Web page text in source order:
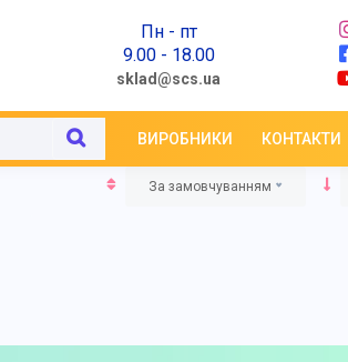
Пн - пт
9.00 - 18.00
sklad@scs.ua
ВИРОБНИКИ КОНТАКТИ
За замовчуванням